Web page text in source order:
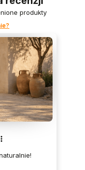
produkty